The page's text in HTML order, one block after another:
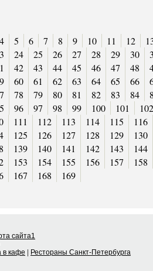
4 5 6 7 8 9 10 11 12
24 25 26 27 28 29 30
42 43 44 45 46 47 48
60 61 62 63 64 65 66
78 79 80 81 82 83 84
96 97 98 99 100 101
102
111 112 113 114 115
116
125 126 127 128 129
130
139 140 141 142 143
144
153 154 155 156 157
158
167 168 169
сайта1
в кафе | Рестораны Санкт-Петербурга